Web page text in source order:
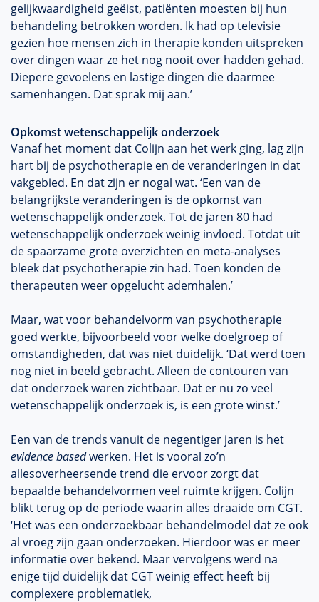
gelijkwaardigheid geëist, patiënten moesten bij hun
behandeling betrokken worden. Ik had op televisie
gezien hoe mensen zich in therapie konden uitspreken
over dingen waar ze het nog nooit over hadden gehad.
Diepere gevoelens en lastige dingen die daarmee
samenhangen. Dat sprak mij aan.’
Opkomst wetenschappelijk onderzoek
Vanaf het moment dat Colijn aan het werk ging, lag zijn
hart bij de psychotherapie en de veranderingen in dat
vakgebied. En dat zijn er nogal wat. ‘Een van de
belangrijkste veranderingen is de opkomst van
wetenschappelijk onderzoek. Tot de jaren 80 had
wetenschappelijk onderzoek weinig invloed. Totdat uit
de spaarzame grote overzichten en meta-analyses
bleek dat psychotherapie zin had. Toen konden de
therapeuten weer opgelucht ademhalen.’
Maar, wat voor behandelvorm van psychotherapie
goed werkte, bijvoorbeeld voor welke doelgroep of
omstandigheden, dat was niet duidelijk. ‘Dat werd toen
nog niet in beeld gebracht. Alleen de contouren van
dat onderzoek waren zichtbaar. Dat er nu zo veel
wetenschappelijk onderzoek is, is een grote winst.’
Een van de trends vanuit de negentiger jaren is het
evidence basedwerken. Het is vooral zo’n
allesoverheersende trend die ervoor zorgt dat
bepaalde behandelvormen veel ruimte krijgen. Colijn
blikt terug op de periode waarin alles draaide om CGT.
‘Het was een onderzoekbaar behandelmodel dat ze ook
al vroeg zijn gaan onderzoeken. Hierdoor was er meer
informatie over bekend. Maar vervolgens werd na
enige tijd duidelijk dat CGT weinig effect heeft bij
complexere problematiek,